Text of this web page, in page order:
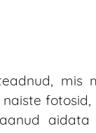
mis
fotosid,
aidata